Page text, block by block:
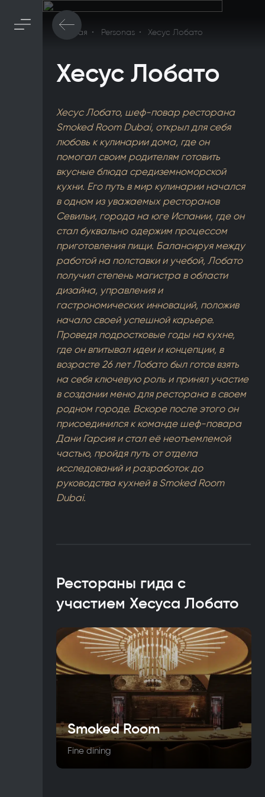
Главная Personas Хесус Лобато
Хесус Лобато
Хесус Лобато, шеф-повар ресторана
Smoked Room Dubai, открыл для себя
любовь к кулинарии дома, где он
помогал своим родителям готовить
вкусные блюда средиземноморской
кухни. Его путь в мир кулинарии начался
в одном из уважаемых ресторанов
Севильи, города на юге Испании, где он
стал буквально одержим процессом
приготовления пищи. Балансируя между
работой на полставки и учебой, Лобато
получил степень магистра в области
дизайна, управления и
гастрономических инноваций, положив
начало своей успешной карьере.
Проведя подростковые годы на кухне,
где он впитывал идеи и концепции, в
возрасте 26 лет Лобато был готов взять
на себя ключевую роль и принял участие
в создании меню для ресторана в своем
родном городе. Вскоре после этого он
присоединился к команде шеф-повара
Дани Гарсия и стал её неотъемлемой
частью, пройдя путь от отдела
исследований и разработок до
руководства кухней в Smoked Room
Dubai.
Рестораны гида с
участием Хесуса Лобато
Smoked Room
Fine dining